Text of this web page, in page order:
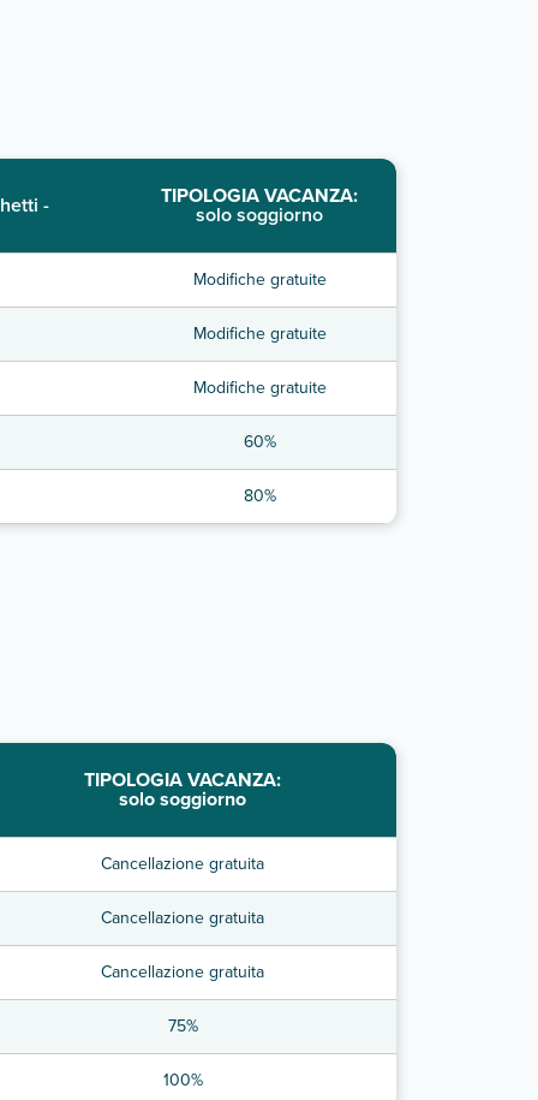
- TIPOLOGIA VACANZA:
solo soggiorno
Modifiche gratuite
Modifiche gratuite
Modifiche gratuite
60%
80%
TIPOLOGIA VACANZA:
solo soggiorno
Cancellazione gratuita
Cancellazione gratuita
Cancellazione gratuita
75%
100%